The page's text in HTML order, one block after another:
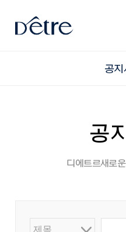
공
공
디에트르 새로